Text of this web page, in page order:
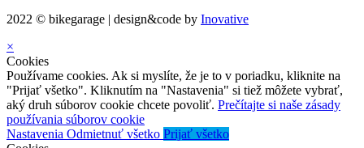
2022 © bikegarage | design&code by Inovative
×
Cookies
Používame cookies. Ak si myslíte, že je to v poriadku, kliknite na
"Prijať všetko". Kliknutím na "Nastavenia" si tiež môžete vybrať,
aký druh súborov cookie chcete povoliť. Prečítajte si naše zásady
používania súborov cookie
Nastavenia Odmietnuť všetko Prijať všetko